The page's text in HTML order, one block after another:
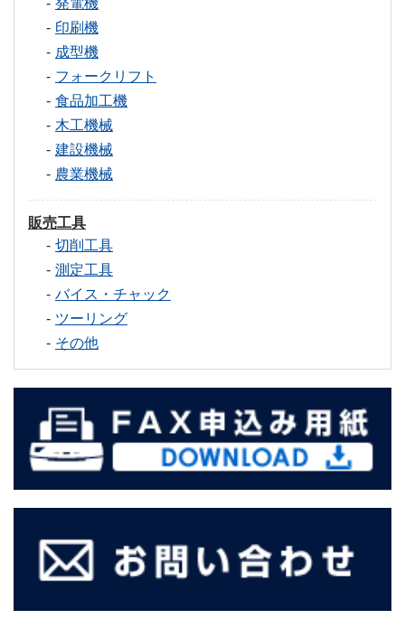
発電機
印刷機
成型機
フォークリフト
食品加工機
木工機械
建設機械
農業機械
販売工具
切削工具
測定工具
バイス・チャック
ツーリング
その他